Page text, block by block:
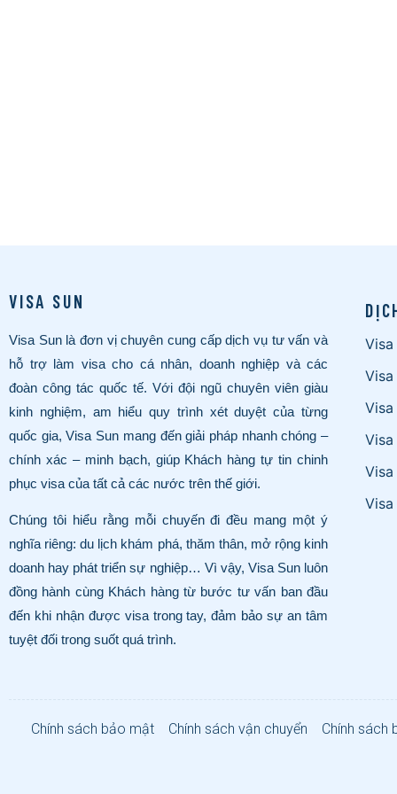
VISA SUN
Visa Sun là đơn vị chuyên cung cấp dịch vụ tư vấn và
hỗ trợ làm visa cho cá nhân, doanh nghiệp và các
đoàn công tác quốc tế. Với đội ngũ chuyên viên giàu
kinh nghiệm, am hiểu quy trình xét duyệt của từng
quốc gia, Visa Sun mang đến giải pháp nhanh chóng –
chính xác – minh bạch, giúp Khách hàng tự tin chinh
phục visa của tất cả các nước trên thế giới.
Chúng tôi hiểu rằng mỗi chuyến đi đều mang một ý
nghĩa riêng: du lịch khám phá, thăm thân, mở rộng kinh
doanh hay phát triển sự nghiệp… Vì vậy, Visa Sun luôn
đồng hành cùng Khách hàng từ bước tư vấn ban đầu
đến khi nhận được visa trong tay, đảm bảo sự an tâm
tuyệt đối trong suốt quá trình.
Visa
Visa
Visa
Visa
Chính sách bảo mật Chính sách vận chuyển Chính sách